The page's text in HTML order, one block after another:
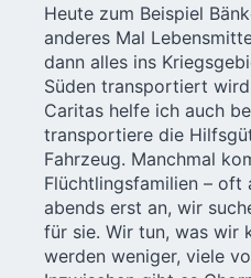
Heute zum Beispiel
anderes Mal
dann alles ins
Süden transportiert
Caritas helfe ich auch
transportiere die
Fahrzeug. Manchmal
Flüchtlingsfamilien – oft
abends erst an, wir
für sie. Wir tun, was wir
werden weniger, viele